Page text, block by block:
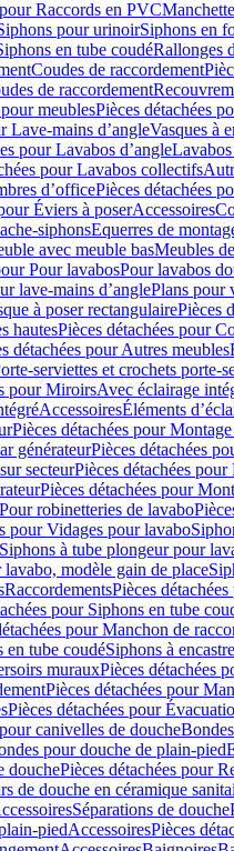
Raccords en PVC
pour urinoirSiphons en
en tube coudéRallonges
Coudes de raccordement
de raccordement
meublesPièces détachées
Lave-mains d’angleVasques à
pour Lavabos d’angle
pour Lavabos collectifs
dʼofficePièces détachées
Éviers à poserAccessoires
siphonsEquerres de
avec meuble basMeubles
Pour lavabosPour lavabos
lave-mains d’anglePlans pour
à poser rectangulairePièces
hautesPièces détachées pour
détachées pour Autres meubles
serviettes et crochets porte-
pour MiroirsAvec éclairage
AccessoiresÉléments
Pièces détachées pour
générateurPièces détachées
secteurPièces détachées
Pièces détachées pour
Pour robinetteries de lavabo
pour Vidages pour lavabo
Siphons à tube plongeur pour
modèle gain de place
RaccordementsPièces
pour Siphons en tube
pour Manchon de
en tube coudéSiphons à
murauxPièces détachées
Pièces détachées pour
Pièces détachées pour
canivelles de douche
pour douche de plain-pied
douchePièces détachées pour
de douche en céramique
Séparations de douche
piedAccessoiresPièces